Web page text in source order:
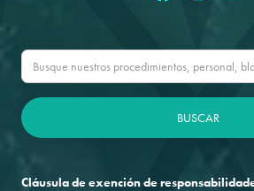
Cláusula de exención de